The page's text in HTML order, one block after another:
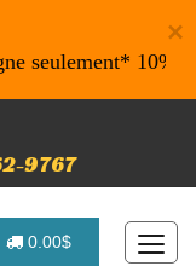
×
10% de
9767
0.00$